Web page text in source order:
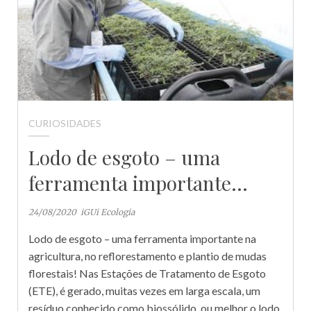
CURIOSIDADES
Lodo de esgoto – uma
ferramenta importante…
24/08/2020 iGUi Ecologia
Lodo de esgoto – uma ferramenta importante na
agricultura, no reflorestamento e plantio de mudas
florestais! Nas Estações de Tratamento de Esgoto
(ETE), é gerado, muitas vezes em larga escala, um
resíduo conhecido como biossólido, ou melhor o lodo